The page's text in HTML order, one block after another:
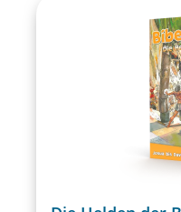
Jugendgewalt
auf, der viele
ausgesetzt sind:
eigene Ansehen
und
Ab 10 J.Mit
Ihre Kinder zur